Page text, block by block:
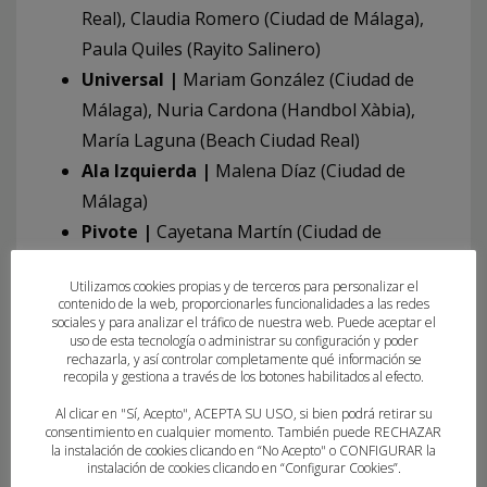
Real), Claudia Romero (Ciudad de Málaga),
Paula Quiles (Rayito Salinero)
Universal | Mariam González (Ciudad de
Málaga), Nuria Cardona (Handbol Xàbia),
María Laguna (Beach Ciudad Real)
Ala Izquierda | Malena Díaz (Ciudad de
Málaga)
Pivote | Cayetana Martín (Ciudad de
Laura de la Palma (Ciudad de Málaga)
Especialista |Andrea Pérez (AM Team
Almería)
Especialista Defensiva |Paula Moya
(Beach Ciudad Real), María Trujillo (Ciudad
de Málaga), Aroa Fernández (Veba), Emma
Fanjul (Fuentes Carrionas), Eva Hernández
Utilizamos cookies propias y de terceros para personalizar el
contenido de la web, proporcionarles funcionalidades a las redes
sociales y para analizar el tráfico de nuestra web. Puede aceptar el
uso de esta tecnología o administrar su configuración y poder
rechazarla, y así controlar completamente qué información se
recopila y gestiona a través de los botones habilitados al efecto.
Al clicar en "Sí, Acepto", ACEPTA SU USO, si bien podrá retirar su
consentimiento en cualquier momento. También puede RECHAZAR
la instalación de cookies clicando en “No Acepto" o CONFIGURAR la
instalación de cookies clicando en “Configurar Cookies”.